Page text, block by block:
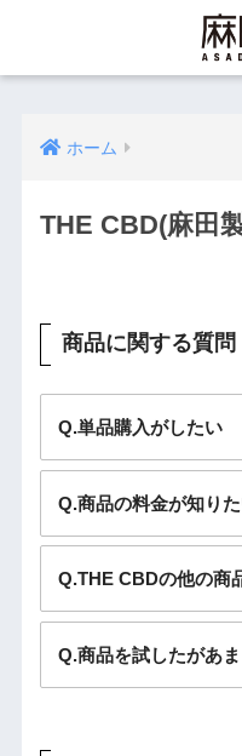
ホーム
THE CBD(麻田
商品に関する質問
Q.単品購入がしたい
Q.商品の料金が知り
Q.THE CBDの他の商
Q.商品を試したがあ